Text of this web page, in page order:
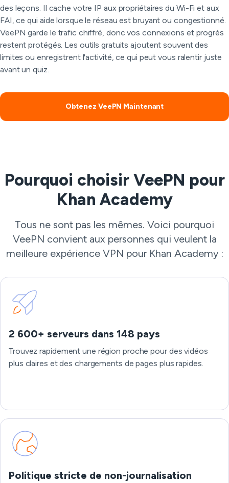
des leçons. Il cache votre IP aux propriétaires du Wi-Fi et aux
FAI, ce qui aide lorsque le réseau est bruyant ou congestionné.
VeePN garde le trafic chiffré, donc vos connexions et progrès
restent protégés. Les outils gratuits ajoutent souvent des
limites ou enregistrent l'activité, ce qui peut vous ralentir juste
avant un quiz.
Obtenez VeePN Maintenant
Pourquoi choisir VeePN pour
Khan Academy
Tous ne sont pas les mêmes. Voici pourquoi
VeePN convient aux personnes qui veulent la
meilleure expérience VPN pour Khan Academy :
2 600+ serveurs dans 148 pays
Trouvez rapidement une région proche pour des vidéos
plus claires et des chargements de pages plus rapides.
Politique stricte de non-journalisation